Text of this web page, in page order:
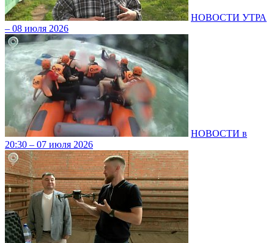
НОВОСТИ УТРА
– 08 июля 2026
НОВОСТИ в
20:30 – 07 июля 2026